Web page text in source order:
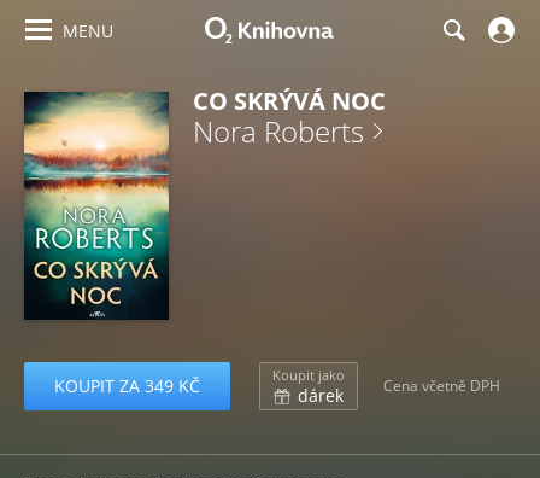
MENU
CO SKRÝVÁ NOC
Nora Roberts
KOUPIT ZA 349 KČ Koupit jako
dárek Cena včetně DPH